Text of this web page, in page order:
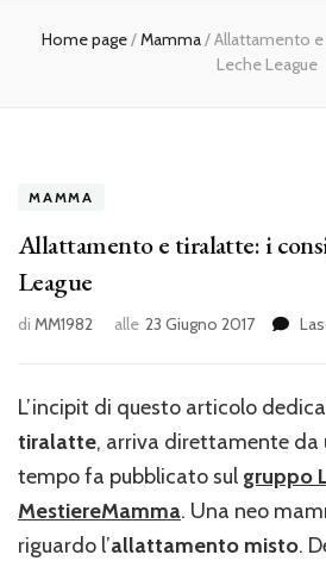
Home page/Mamma/Allattamento e
Leche League
MAMMA
Allattamento e tiralatte: i
League
di MM1982 alle 23 Giugno 2017
L’incipit di questo articolo
tiralatte, arriva direttamente da
tempo fa pubblicato sul gruppo
MestiereMamma. Una neo
riguardo l’allattamento misto.